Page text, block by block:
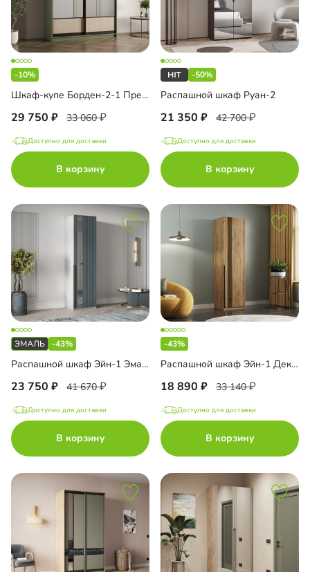
-10%
Шкаф-купе Борден-2-1 Премиум
29 750 33 060
Доступно для доставки
В корзину
-50%
Распашной шкаф Руан-2
21 350 42 700
Доступно для доставки
В корзину
-43%
Распашной шкаф Эйн-1 Эмаль Декор 3
23 750 41 670
Доступно для доставки
В корзину
-43%
Распашной шкаф Эйн-1 Декор 3
18 890 33 140
Доступно для доставки
В корзину